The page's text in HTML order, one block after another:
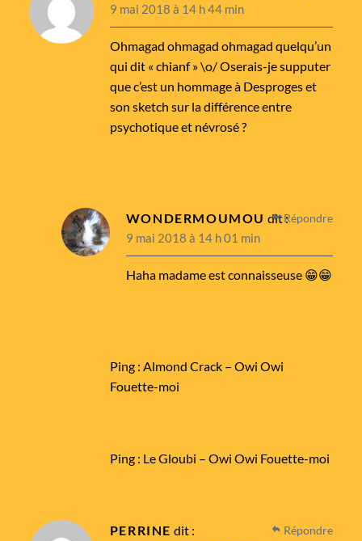
9 mai 2018 à 14 h 44 min
Ohmagad ohmagad ohmagad quelqu’un
qui dit « chianf » \o/ Oserais-je supputer
que c’est un hommage à Desproges et
son sketch sur la différence entre
psychotique et névrosé ?
WONDERMOUMOU dit :
9 mai 2018 à 14 h 01 min
Haha madame est connaisseuse 😁😁
Répondre
Ping : Almond Crack – Owi Owi
Fouette-moi
Ping : Le Gloubi – Owi Owi Fouette-moi
PERRINE dit : Répondre